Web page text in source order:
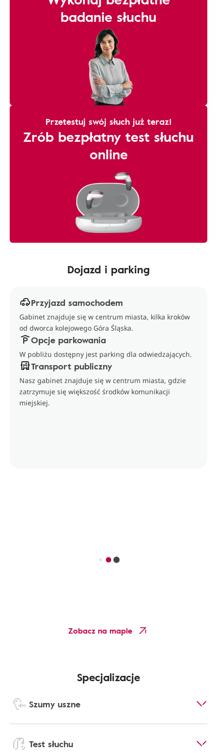
badanie słuchu
Przetestuj swój słuch już teraz!
Zrób bezpłatny test słuchu
online
Dojazd i parking
Przyjazd samochodem
Gabinet znajduje się w centrum miasta, kilka kroków
od dworca kolejowego Góra Śląska.
Opcje parkowania
W pobliżu dostępny jest parking dla odwiedzających.
Transport publiczny
Nasz gabinet znajduje się w centrum miasta, gdzie
zatrzymuje się większość środków komunikacji
miejskiej.
Zobacz na mapie
Specjalizacje
Szumy uszne
Test słuchu